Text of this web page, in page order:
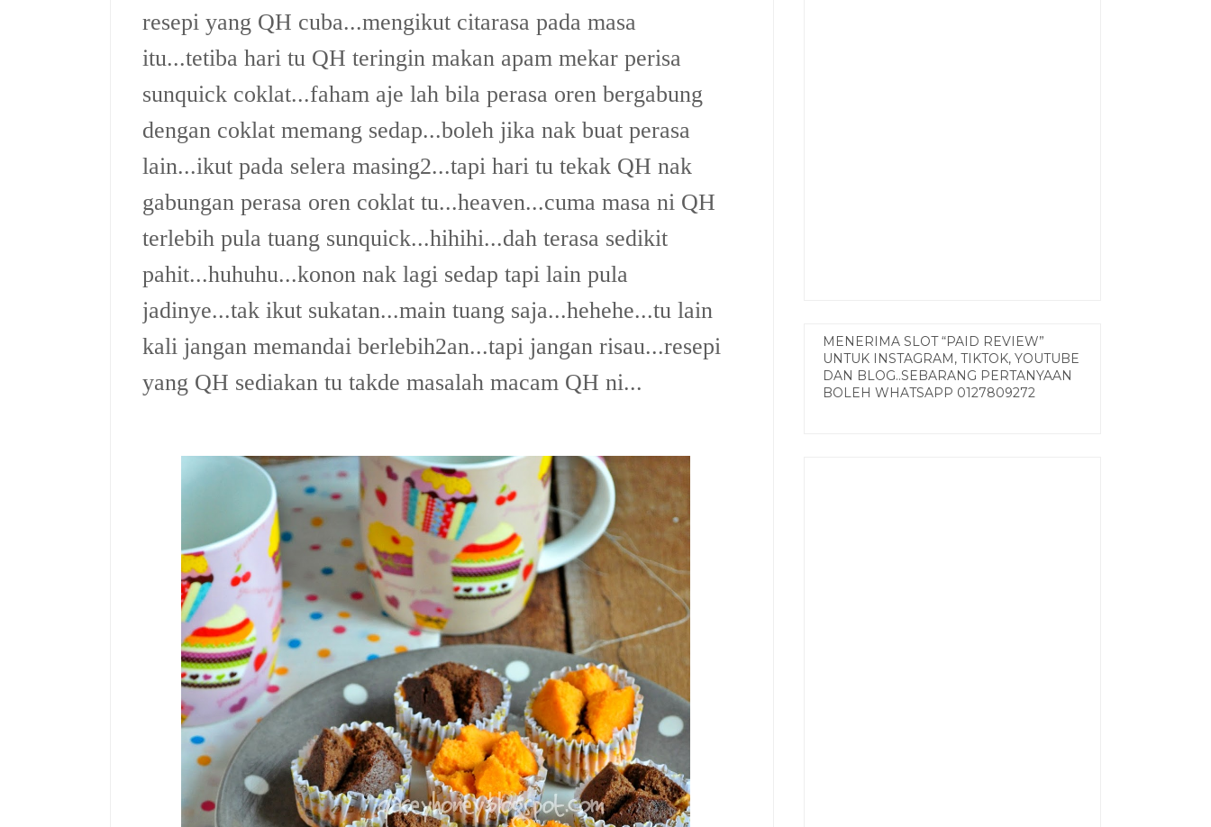
resepi yang QH cuba...mengikut citarasa pada masa
itu...tetiba hari tu QH teringin makan apam mekar perisa
sunquick coklat...faham aje lah bila perasa oren bergabung
dengan coklat memang sedap...boleh jika nak buat perasa
lain...ikut pada selera masing2...tapi hari tu tekak QH nak
gabungan perasa oren coklat tu...heaven...cuma masa ni QH
terlebih pula tuang sunquick...hihihi...dah terasa sedikit
pahit...huhuhu...konon nak lagi sedap tapi lain pula
jadinye...tak ikut sukatan...main tuang saja...hehehe...tu lain
kali jangan memandai berlebih2an...tapi jangan risau...resepi
yang QH sediakan tu takde masalah macam QH ni...
MENERIMA SLOT “PAID REVIEW”
UNTUK INSTAGRAM, TIKTOK, YOUTUBE
DAN BLOG..SEBARANG PERTANYAAN
BOLEH WHATSAPP 0127809272